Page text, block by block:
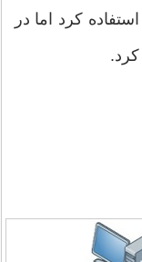
کرد اما در
کرد.